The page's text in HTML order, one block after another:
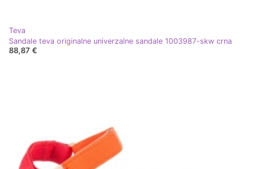
Teva
Sandale teva originalne univerzalne sandale 1003987-skw crna
88,87 €